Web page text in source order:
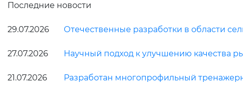
Последние новости
29.07.2026 Отечественные разработки в области
27.07.2026 Научный подход к улучшению качества
21.07.2026 Разработан многопрофильный